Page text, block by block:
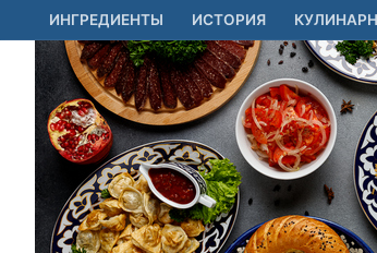
Перейти
к
содержимому
ИНГРЕДИЕНТЫ ИСТОРИЯ